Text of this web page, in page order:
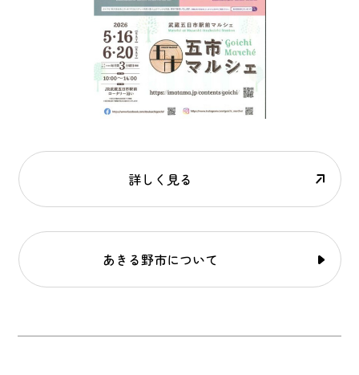
詳しく見る
あきる野市について